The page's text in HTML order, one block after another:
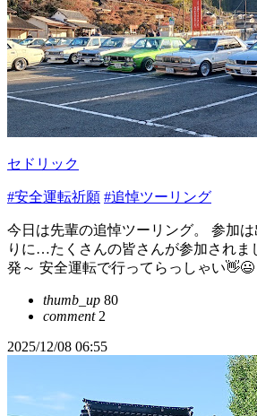
セドリック
#安全運転祈願 #追悼ツーリング
今日は先輩の追悼ツーリング。 参加
りに…たくさんの皆さんが参加されま
発～ 安全運転で行ってらっしゃい👋😃
thumb_up 80
comment2
2025/12/08 06:55